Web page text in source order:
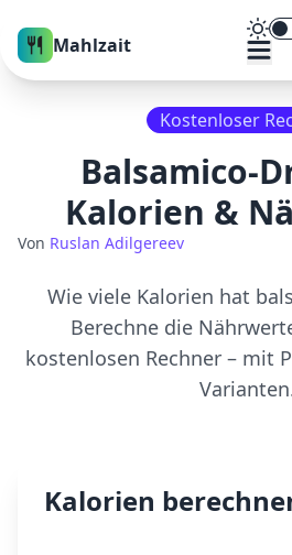
Mahlzait
Kostenloser
Balsamico-
Kalorien &
Von Ruslan Adilgereev
Wie viele Kalorien hat
Berechne die
kostenlosen Rechner – mit
Kalorien